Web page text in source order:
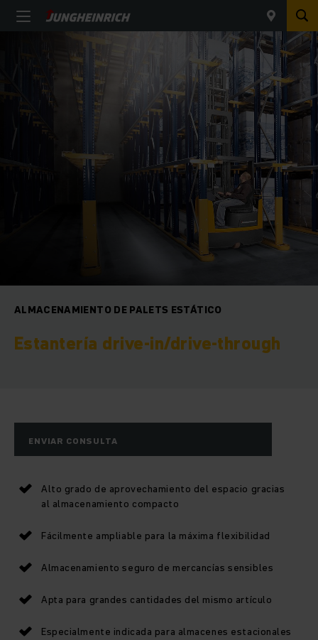
ALMACENAMIENTO DE PALETS ESTÁTICO
Estantería drive-in/drive-through
ENVIAR CONSULTA
Alto grado de aprovechamiento del espacio gracias
al almacenamiento compacto
Fácilmente ampliable para la máxima flexibilidad
Almacenamiento seguro de mercancías sensibles
Apta para grandes cantidades del mismo artículo
Especialmente indicada para almacenes estacionales